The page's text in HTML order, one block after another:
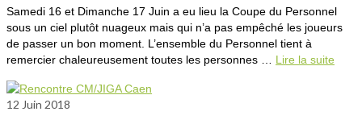
Samedi 16 et Dimanche 17 Juin a eu lieu la Coupe du Personnel
sous un ciel plutôt nuageux mais qui n’a pas empêché les joueurs
de passer un bon moment. L’ensemble du Personnel tient à
remercier chaleureusement toutes les personnes … Lire la suite­­
12 Juin 2018